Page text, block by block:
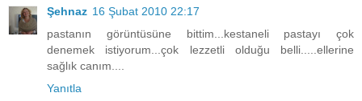
Şehnaz 16 Şubat 2010 22:17
pastanın görüntüsüne bittim...kestaneli pastayı çok
denemek istiyorum...çok lezzetli olduğu belli.....ellerine
sağlık canım....
Yanıtla